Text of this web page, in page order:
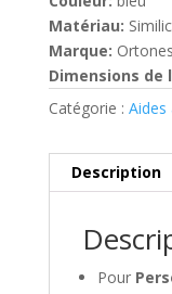
Matériau:
Marque: Ortones
Dimensions de
Catégorie : Aides
Description
Pour